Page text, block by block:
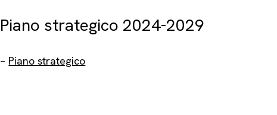
Piano strategico 2024-2029
– Piano strategico